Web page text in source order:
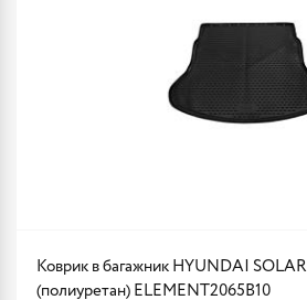
Коврик в багажник HYUNDAI
(полиуретан) ELEMENT2065B10